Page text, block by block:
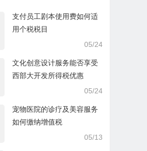
支付员工剧本使用费如何适
用个税税目
05/24
文化创意设计服务能否享受
西部大开发所得税优惠
05/24
宠物医院的诊疗及美容服务
如何缴纳增值税
05/13